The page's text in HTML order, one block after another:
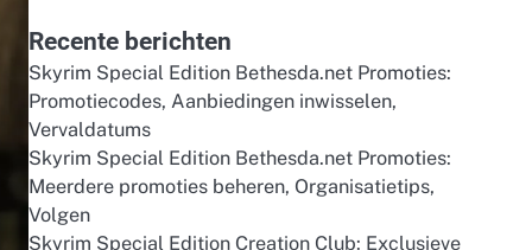
Recente berichten
Skyrim Special Edition Bethesda.net Promoties:
Promotiecodes, Aanbiedingen inwisselen,
Vervaldatums
Skyrim Special Edition Bethesda.net Promoties:
Meerdere promoties beheren, Organisatietips,
Volgen
Skyrim Special Edition Creation Club: Exclusieve